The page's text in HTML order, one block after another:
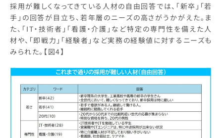
採用が難しくなってきている人材の自由回答では、「新卒」「若
手」の回答が目立ち、若年層のニーズの高さがうかがえた。ま
た、「IT・技術者」「看護・介護」など特定の専門性を備えた人
材や、「即戦力」「経験者」など実務の経験値に対するニーズも
みられた。【図4】